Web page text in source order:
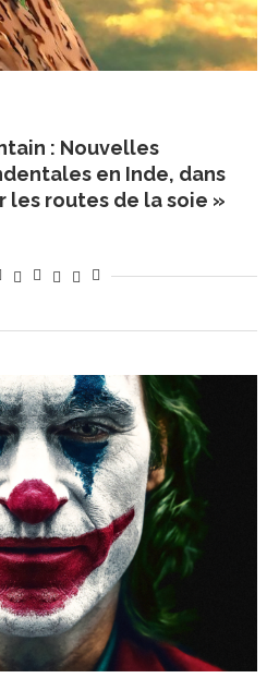
: Nouvelles
en Inde, dans
les routes de la soie »